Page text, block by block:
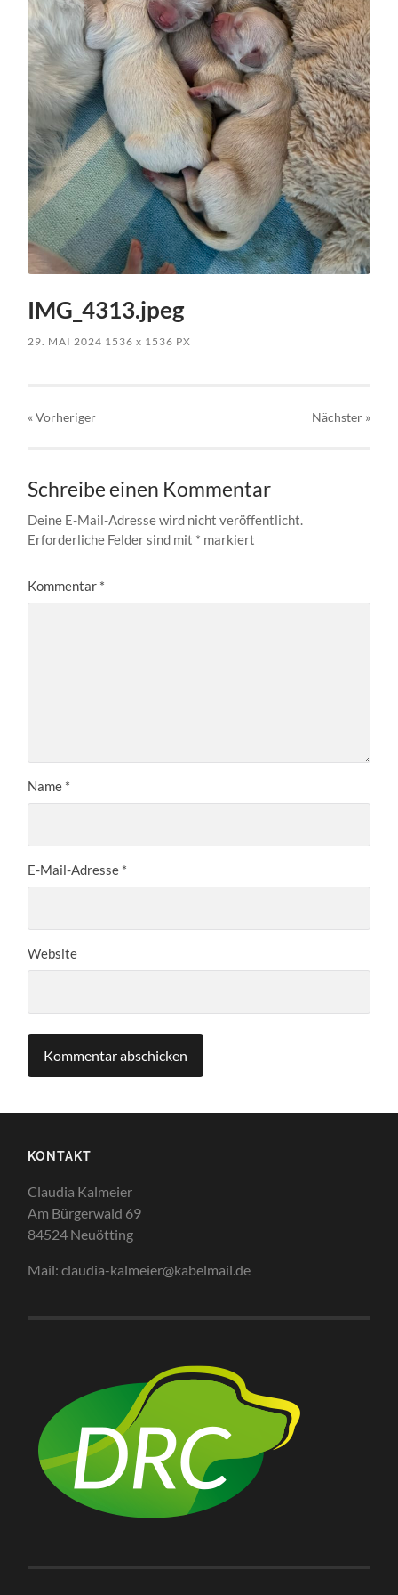
IMG_4313.jpeg
29. MAI 2024 1536x 1536 PX
« Vorheriger Nächster »
Schreibe einen Kommentar
Deine E-Mail-Adresse wird nicht veröffentlicht.
Erforderliche Felder sind mit * markiert
Kommentar *
Name *
E-Mail-Adresse *
Website
KONTAKT
Claudia Kalmeier
Am Bürgerwald 69
84524 Neuötting
Mail: claudia-kalmeier@kabelmail.de